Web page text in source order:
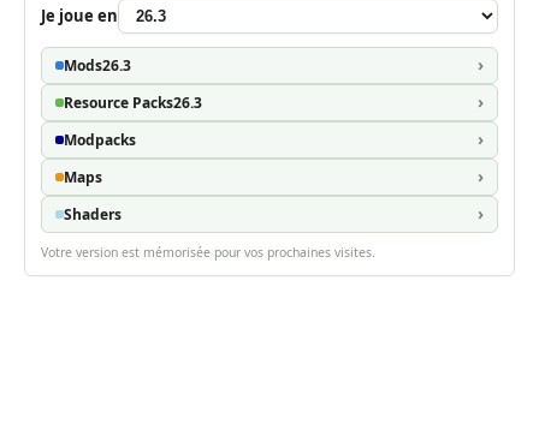
Je joue en
Mods26.3
Resource Packs26.3
Modpacks
Maps
Shaders
Votre version est mémorisée pour vos prochaines visites.